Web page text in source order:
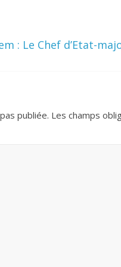
: Le Chef d’Etat-
publiée. Les champs